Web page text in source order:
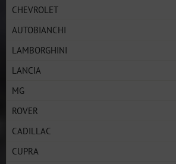
CHEVROLET
AUTOBIANCHI
LAMBORGHINI
LANCIA
MG
ROVER
CADILLAC
CUPRA